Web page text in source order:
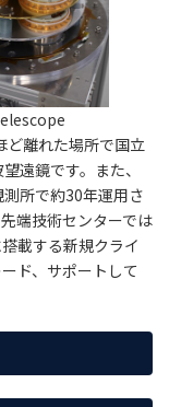
離れた場所で国立
遠鏡です。また、
所で約30年運用さ
端技術センターでは
載する新規クライ
ド、サポートして